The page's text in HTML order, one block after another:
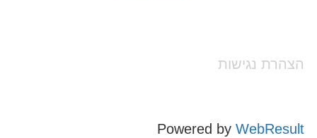
הצהרת נגישות
Powered byWebResult